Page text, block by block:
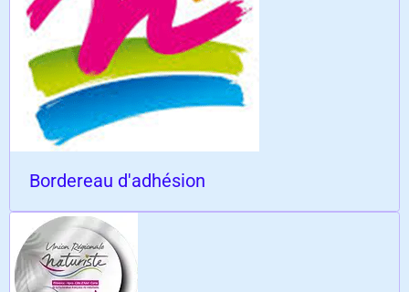
Bordereau d'adhésion